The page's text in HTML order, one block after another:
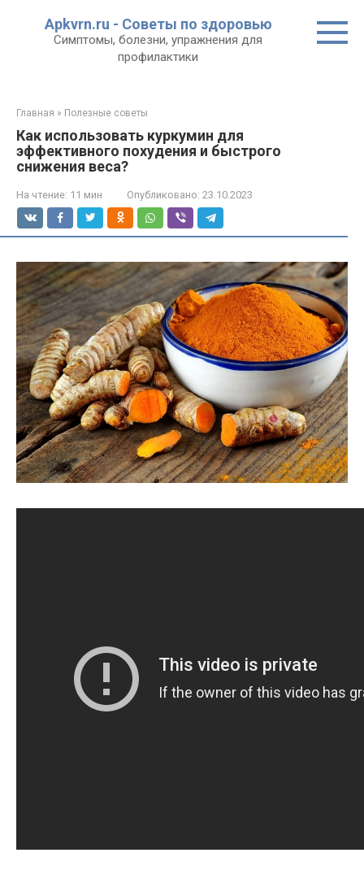
Apkvrn.ru - Советы по здоровью
Симптомы, болезни, упражнения для
профилактики
Главная » Полезные советы
Как использовать куркумин для
эффективного похудения и быстрого
снижения веса?
На чтение: 11 мин Опубликовано: 23.10.2023